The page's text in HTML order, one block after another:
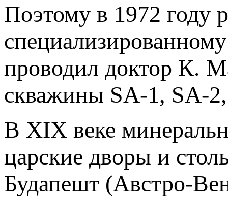
Поэтому в 1972 году
проводил доктор К.
скважины SA-1, SA-
В XIX веке
царские дворы и
Будапешт (Австро-